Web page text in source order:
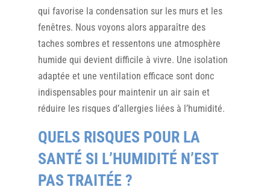
qui favorise la condensation sur les murs et les
fenêtres. Nous voyons alors apparaître des
taches sombres et ressentons une atmosphère
humide qui devient difficile à vivre. Une isolation
adaptée et une ventilation efficace sont donc
indispensables pour maintenir un air sain et
réduire les risques d’allergies liées à l’humidité.
QUELS RISQUES POUR LA
SANTÉ SI L’HUMIDITÉ N’EST
PAS TRAITÉE ?